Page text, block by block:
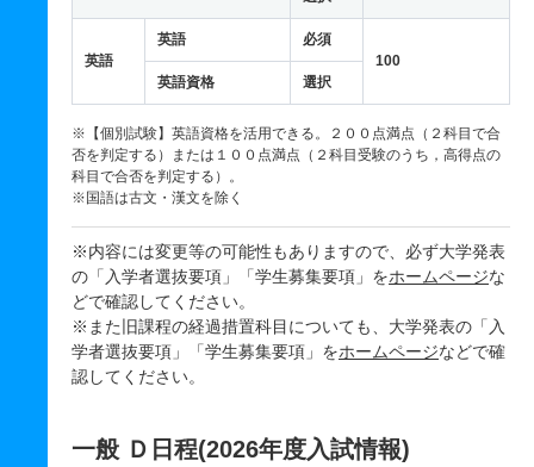
英語
英語
必須
100
英語資格
選択
※【個別試験】英語資格を活用できる。２００点満点（２科目で合
否を判定する）または１００点満点（２科目受験のうち，高得点の
科目で合否を判定する）。
※国語は古文・漢文を除く
※内容には変更等の可能性もありますので、必ず大学発表
の「入学者選抜要項」「学生募集要項」をホームページな
どで確認してください。
※また旧課程の経過措置科目についても、大学発表の「入
学者選抜要項」「学生募集要項」をホームページなどで確
認してください。
一般 Ｄ日程(2026年度入試情報)